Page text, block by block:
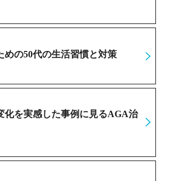
めの50代の生活習慣と対策
化を実感した事例に見るAGA治